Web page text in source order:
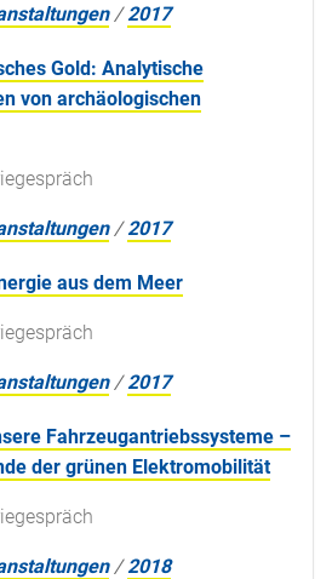
/2017
Gold: Analytische
von archäologischen
/2017
aus dem Meer
/2017
Fahrzeugantriebssysteme –
der grünen Elektromobilität
/2018